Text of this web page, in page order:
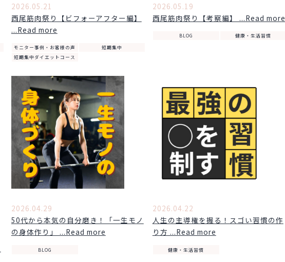
2026.05.21
西尾筋肉祭り【ビフォーアフター編】
...Read more
モニター事例・お客様の声
短期集中
短期集中ダイエットコース
2026.05.19
西尾筋肉祭り【考察編】 ...Read more
BLOG 健康・生活習慣
2026.04.29
50代から本気の自分磨き！「一生モノ
の身体作り」 ...Read more
BLOG
2026.04.22
人生の主導権を握る！スゴい習慣の作
り方 ...Read more
健康・生活習慣